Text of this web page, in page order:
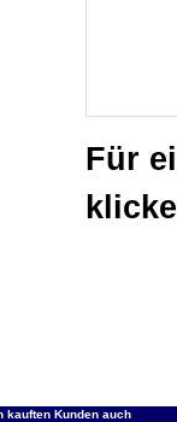
Für
kauften Kunden auch